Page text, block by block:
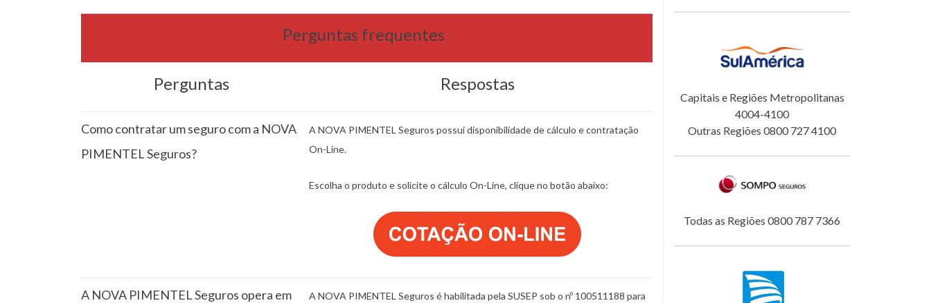
Perguntas frequentes
Perguntas Respostas
Como contratar um seguro com a NOVA
PIMENTEL Seguros?
A NOVA PIMENTEL Seguros possui disponibilidade de cálculo e contratação
On-Line.
Escolha o produto e solicite o cálculo On-Line, clique no botão abaixo:
A NOVA PIMENTEL Seguros opera em
A NOVA PIMENTEL Seguros é habilitada pela SUSEP sob o nº 100511188 para
Capitais e Regiões Metropolitanas
4004-4100
Outras Regiões 0800 727 4100
Todas as Regiões 0800 787 7366